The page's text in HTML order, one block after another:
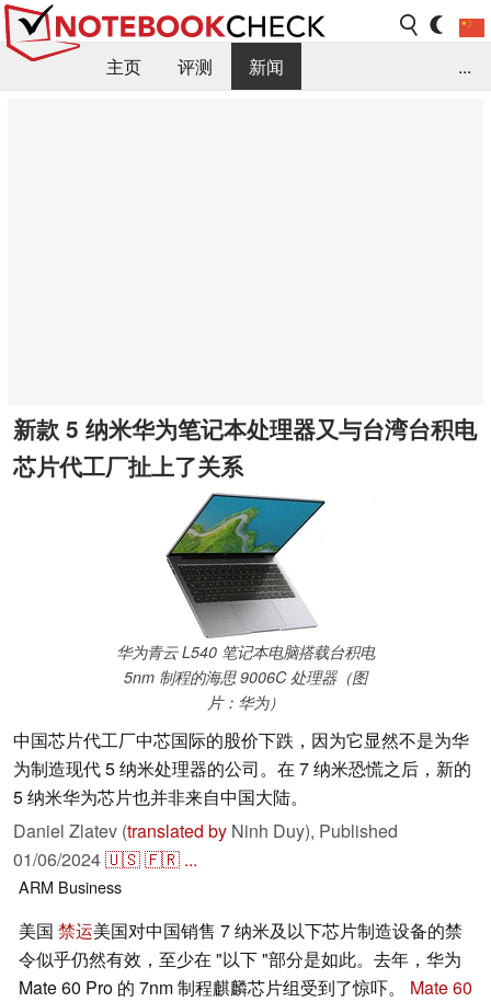
主页 评测
新闻
...
新款 5 纳米华为笔记本处理器又与台湾台积电
芯片代工厂扯上了关系
华为青云 L540 笔记本电脑搭载台积电
5nm 制程的海思 9006C 处理器（图
片：华为）
中国芯片代工厂中芯国际的股价下跌，因为它显然不是为华
为制造现代 5 纳米处理器的公司。在 7 纳米恐慌之后，新的
5 纳米华为芯片也并非来自中国大陆。
Daniel Zlatev (translated by Ninh Duy), Published
01/06/2024🇺🇸🇫🇷 ...
ARM Business
美国 禁运美国对中国销售 7 纳米及以下芯片制造设备的禁
令似乎仍然有效，至少在 "以下 "部分是如此。去年，华为
Mate 60 Pro 的 7nm 制程麒麟芯片组受到了惊吓。 Mate 60